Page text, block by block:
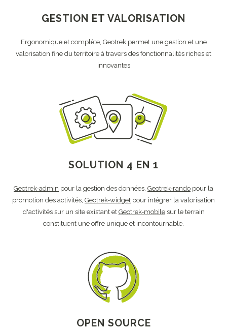
GESTION ET VALORISATION
Ergonomique et complète, Geotrek permet une gestion et une
valorisation fine du territoire à travers des fonctionnalités riches et
innovantes
SOLUTION 4 EN 1
Geotrek-admin pour la gestion des données, Geotrek-rando pour la
promotion des activités, Geotrek-widget pour intégrer la valorisation
d'activités sur un site existant et Geotrek-mobilesur le terrain
constituent une offre unique et incontournable.
OPEN SOURCE